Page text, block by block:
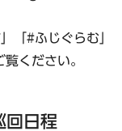
「#ふじぐらむ」
ください。
日程